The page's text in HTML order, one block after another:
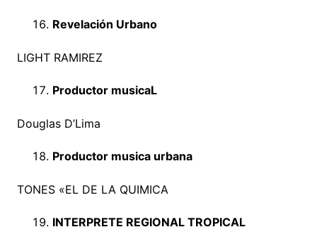
Revelación Urbano
LIGHT RAMIREZ
Productor musicaL
Douglas D’Lima
Productor musica urbana
TONES «EL DE LA QUIMICA
INTERPRETE REGIONAL TROPICAL